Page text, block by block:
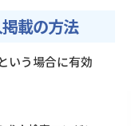
載の方法
いう場合に有効